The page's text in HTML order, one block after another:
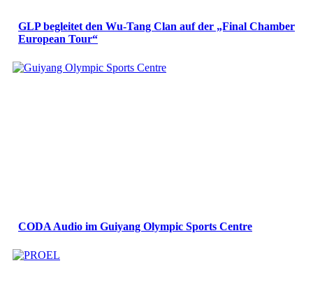
GLP begleitet den Wu-Tang Clan auf der „Final Chamber
European Tour“
CODA Audio im Guiyang Olympic Sports Centre